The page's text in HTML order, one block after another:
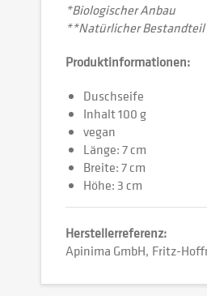
*Biologischer Anbau
**Natürlicher Bestandteil
Produktinformationen:
Duschseife
Inhalt 100 g
vegan
Länge: 7 cm
Breite: 7 cm
Höhe: 3 cm
Herstellerreferenz:
Apinima GmbH Fritz-